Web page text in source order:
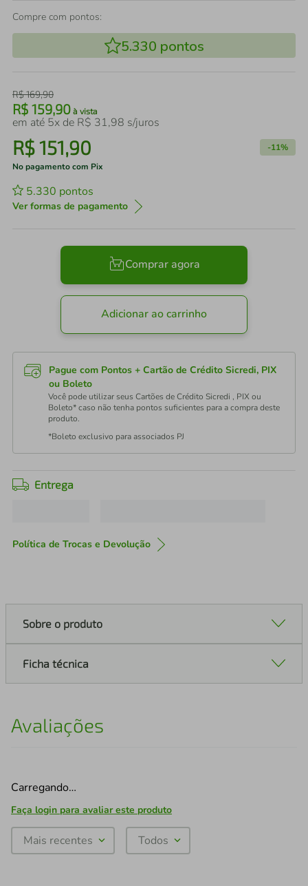
Compre com pontos:
5.330 pontos
R$169,90
R$ 159,90 à vista
em até 5x de R$ 31,98 s/juros
R$151,90 -11%
No pagamento com Pix
5.330 pontos
Ver formas de pagamento
Comprar agora
Adicionar ao carrinho
Pague com Pontos + Cartão de Crédito Sicredi, PIX
ou Boleto
Você pode utilizar seus Cartões de Crédito Sicredi , PIX ou
Boleto* caso não tenha pontos suficientes para a compra deste
produto.
*Boleto exclusivo para associados PJ
Entrega
Política de Trocas e Devolução
Sobre o produto
Ficha técnica
Avaliações
Carregando…
Faça login para avaliar este produto
Mais recentes Todos